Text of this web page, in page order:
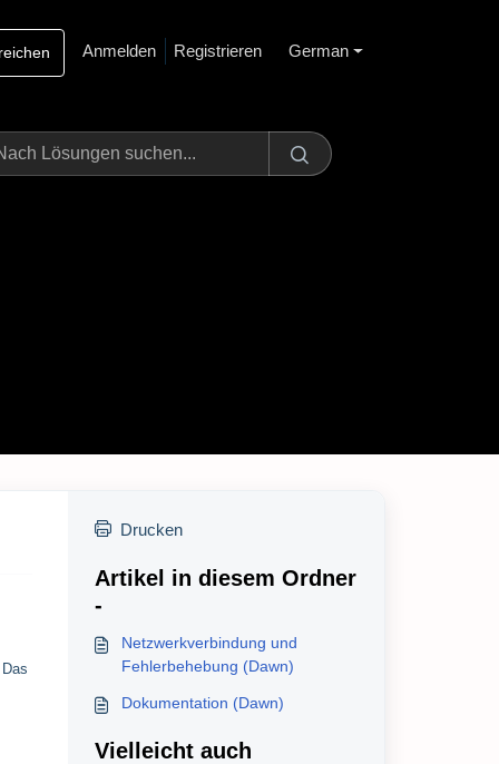
Anmelden Registrieren German
Drucken
Artikel in diesem Ordner
-
Netzwerkverbindung und
Fehlerbehebung (Dawn)
Dokumentation (Dawn)
Vielleicht auch